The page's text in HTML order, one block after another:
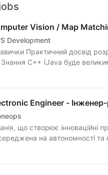
Vision / Map
Development
Практичний досвід
C++ (Java буде
Engineer -
що створює інноваційні
на автономності